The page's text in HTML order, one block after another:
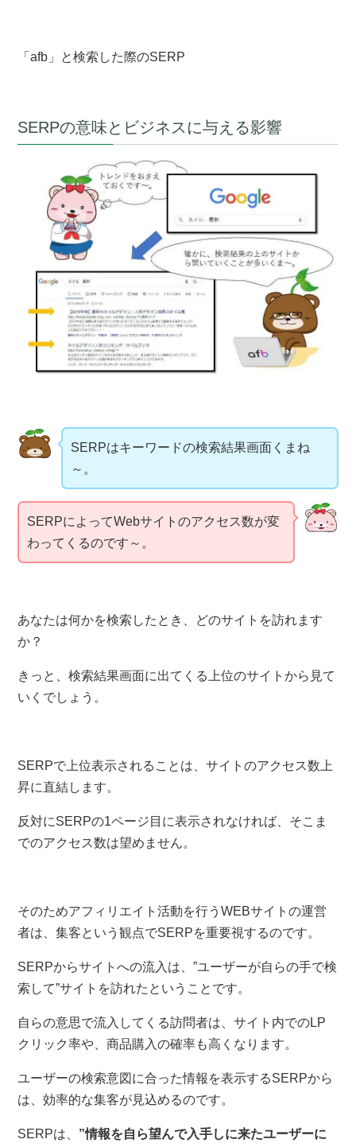
「afb」と検索した際のSERP
SERPの意味とビジネスに与える影響
SERPはキーワードの検索結果画面くまね
～。
SERPによってWebサイトのアクセス数が変
わってくるのです～。
あなたは何かを検索したとき、どのサイトを訪れます
か？
きっと、検索結果画面に出てくる上位のサイトから見て
いくでしょう。
SERPで上位表示されることは、サイトのアクセス数上
昇に直結します。
反対にSERPの1ページ目に表示されなければ、そこま
でのアクセス数は望めません。
そのためアフィリエイト活動を行うWEBサイトの運営
者は、集客という観点でSERPを重要視するのです。
SERPからサイトへの流入は、”ユーザーが自らの手で検
索して”サイトを訪れたということです。
自らの意思で流入してくる訪問者は、サイト内でのLP
クリック率や、商品購入の確率も高くなります。
ユーザーの検索意図に合った情報を表示するSERPから
は、効率的な集客が見込めるのです。
SERPは、 ”情報を自ら望んで入手しに来たユーザーに